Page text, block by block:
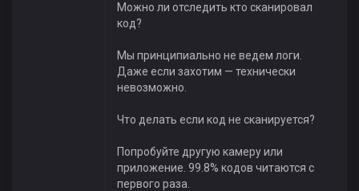
Можно ли отследить кто сканировал
код?
Мы принципиально не ведем логи.
Даже если захотим — технически
невозможно.
Что делать если код не сканируется?
Попробуйте другую камеру или
приложение. 99.8% кодов читаются с
первого раза.